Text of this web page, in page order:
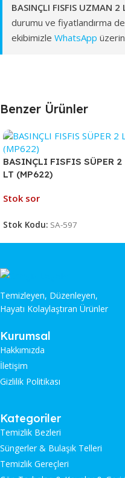
BASINÇLI FISFIS UZMAN 2
durumu ve fiyatlandırma
ekibimizle WhatsApp
Benzer Ürünler
BASINÇLI FISFIS SÜPER 2
LT (MP622)
Stok sor
Stok Kodu: SA-597
Temizleyen, Düzenleyen,
Hayatı Kolaylaştıran Ürünler
Kurumsal
Hakkımızda
İletişim
Gizlilik Politikası
Kategoriler
Temizlik Bezleri
Süngerler & Bulaşık Telleri
Temizlik Gereçleri